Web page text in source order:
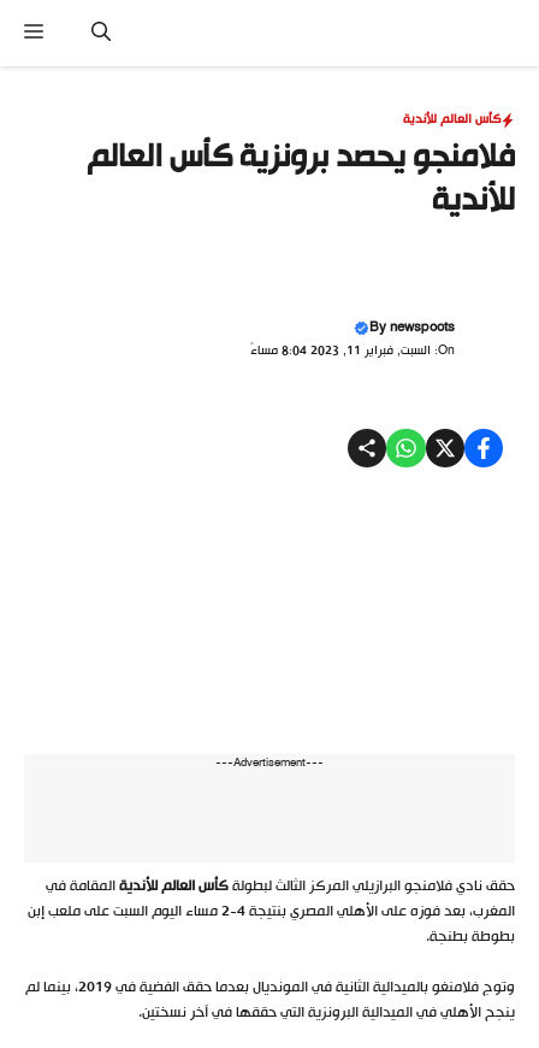
المحتوى
كأس العالم للأندية
فلامنجو يحصد برونزية كأس العالم
للأندية
Bynewspoots
On: السبت, فبراير 11, 2023 8:04 مساءً
---Advertisement---
حقق نادي فلامنجو البرازيلي المركز الثالث لبطولةكأس العالم للأنديةالمقامة في
المغرب، بعد فوزه على الأهلي المصري بنتيجة 4-2 مساء اليوم السبت على ملعب إبن
بطوطة بطنجة.
وتوج فلامنغو بالميدالية الثانية في المونديال بعدما حقق الفضية في 2019، بينما لم
ينجح الأهلي في الميدالية البرونزية التي حققها في آخر نسختين.